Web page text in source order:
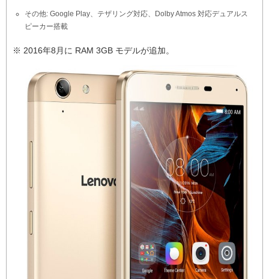
その他: Google Play、テザリング対応、Dolby Atmos 対応デュアルス
ピーカー搭載
※ 2016年8月に RAM 3GB モデルが追加。